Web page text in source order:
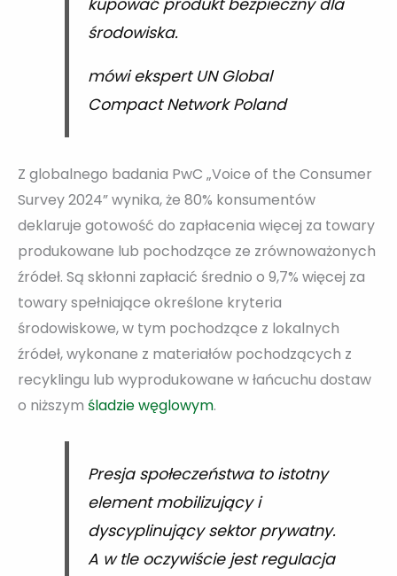
środowiska.
mówi ekspert UN Global
Compact Network Poland
Z globalnego badania PwC „Voice of the Consumer
Survey 2024” wynika, że 80% konsumentów
deklaruje gotowość do zapłacenia więcej za towary
produkowane lub pochodzące ze zrównoważonych
źródeł. Są skłonni zapłacić średnio o 9,7% więcej za
towary spełniające określone kryteria
środowiskowe, w tym pochodzące z lokalnych
źródeł, wykonane z materiałów pochodzących z
recyklingu lub wyprodukowane w łańcuchu dostaw
o niższym śladzie węglowym.
Presja społeczeństwa to istotny
element mobilizujący i
dyscyplinujący sektor prywatny.
A w tle oczywiście jest regulacja